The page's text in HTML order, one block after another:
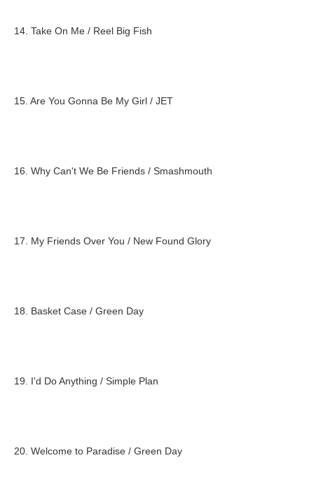
14. Take On Me / Reel Big Fish
15. Are You Gonna Be My Girl / JET
16. Why Can't We Be Friends / Smashmouth
17. My Friends Over You / New Found Glory
18. Basket Case / Green Day
19. I'd Do Anything / Simple Plan
20. Welcome to Paradise / Green Day